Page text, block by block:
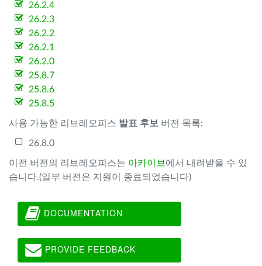
26.2.4
26.2.3
26.2.2
26.2.1
26.2.0
25.8.7
25.8.6
25.8.5
사용 가능한 리브레오피스 발표 후보 버전 목록:
26.8.0
이전 버전의 리브레오피스는 아카이브 에서 내려받을 수 있
습니다.(일부 버전은 지원이 종료되었습니다)
DOCUMENTATION
PROVIDE FEEDBACK